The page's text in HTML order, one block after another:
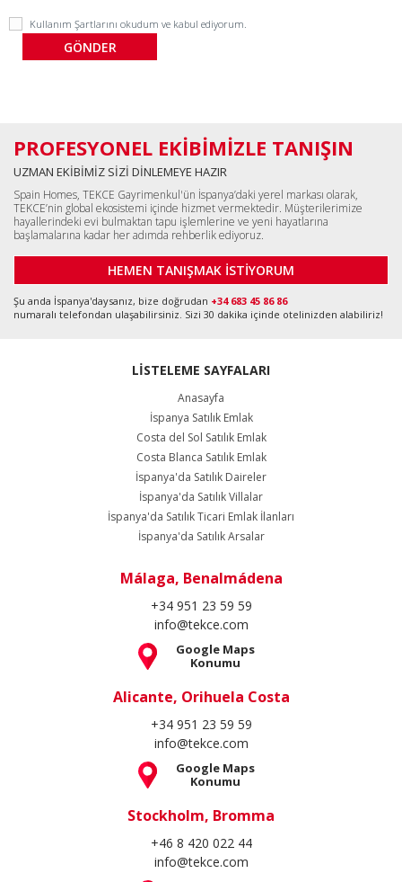
Kullanım Şartlarını okudum ve kabul ediyorum.
PROFESYONEL EKİBİMİZLE TANIŞIN
UZMAN EKİBİMİZ SİZİ DİNLEMEYE HAZIR
Spain Homes, TEKCE Gayrimenkul'ün İspanya’daki yerel markası olarak,
TEKCE’nin global ekosistemi içinde hizmet vermektedir. Müşterilerimize
hayallerindeki evi bulmaktan tapu işlemlerine ve yeni hayatlarına
başlamalarına kadar her adımda rehberlik ediyoruz.
HEMEN TANIŞMAK İSTİYORUM
Şu anda İspanya'daysanız, bize doğrudan +34 683 45 86 86
numaralı telefondan ulaşabilirsiniz. Sizi 30 dakika içinde otelinizden alabiliriz!
LİSTELEME SAYFALARI
Anasayfa
İspanya Satılık Emlak
Costa del Sol Satılık Emlak
Costa Blanca Satılık Emlak
İspanya'da Satılık Daireler
İspanya'da Satılık Villalar
İspanya'da Satılık Ticari Emlak İlanları
İspanya'da Satılık Arsalar
Málaga, Benalmádena
+34 951 23 59 59
info@tekce.com
Google Maps
Konumu
Alicante, Orihuela Costa
+34 951 23 59 59
info@tekce.com
Google Maps
Konumu
Stockholm, Bromma
+46 8 420 022 44
info@tekce.com